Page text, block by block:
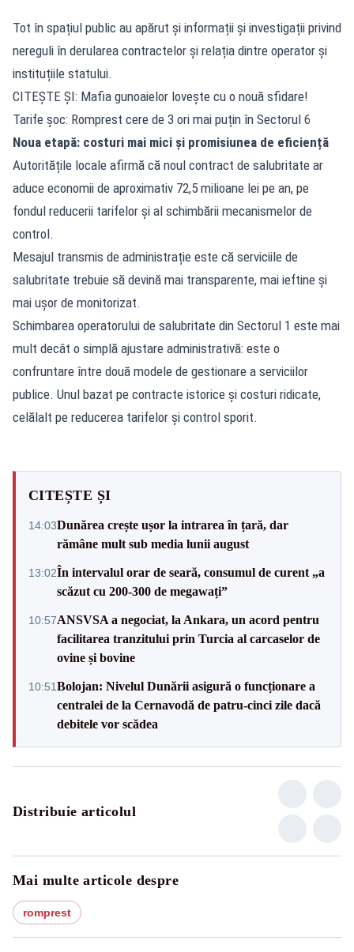
Tot în spațiul public au apărut și informații și investigații privind
nereguli în derularea contractelor și relația dintre operator și
instituțiile statului.
CITEȘTE ȘI: Mafia gunoaielor lovește cu o nouă sfidare!
Tarife șoc: Romprest cere de 3 ori mai puțin în Sectorul 6
Noua etapă: costuri mai mici și promisiunea de eficiență
Autoritățile locale afirmă că noul contract de salubritate ar
aduce economii de aproximativ 72,5 milioane lei pe an, pe
fondul reducerii tarifelor și al schimbării mecanismelor de
control.
Mesajul transmis de administrație este că serviciile de
salubritate trebuie să devină mai transparente, mai ieftine și
mai ușor de monitorizat.
Schimbarea operatorului de salubritate din Sectorul 1 este mai
mult decât o simplă ajustare administrativă: este o
confruntare între două modele de gestionare a serviciilor
publice. Unul bazat pe contracte istorice și costuri ridicate,
celălalt pe reducerea tarifelor și control sporit.
CITEȘTE ȘI
14:03Dunărea crește ușor la intrarea în țară, dar
rămâne mult sub media lunii august
13:02În intervalul orar de seară, consumul de curent „a
scăzut cu 200-300 de megawați”
10:57ANSVSA a negociat, la Ankara, un acord pentru
facilitarea tranzitului prin Turcia al carcaselor de
ovine și bovine
10:51Bolojan: Nivelul Dunării asigură o funcționare a
centralei de la Cernavodă de patru-cinci zile dacă
debitele vor scădea
Distribuie articolul
Mai multe articole despre
romprest